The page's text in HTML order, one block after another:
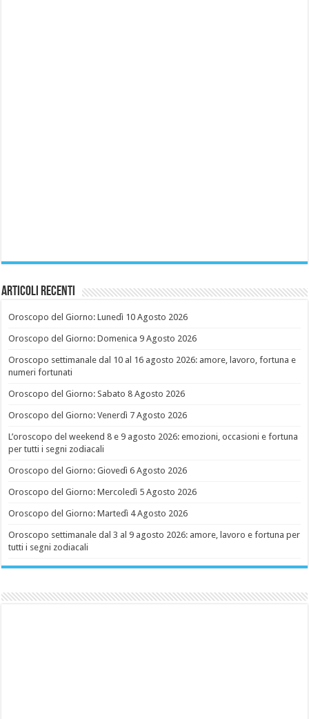
Articoli recenti
Oroscopo del Giorno: Lunedì 10 Agosto 2026
Oroscopo del Giorno: Domenica 9 Agosto 2026
Oroscopo settimanale dal 10 al 16 agosto 2026: amore, lavoro, fortuna e
numeri fortunati
Oroscopo del Giorno: Sabato 8 Agosto 2026
Oroscopo del Giorno: Venerdì 7 Agosto 2026
L’oroscopo del weekend 8 e 9 agosto 2026: emozioni, occasioni e fortuna
per tutti i segni zodiacali
Oroscopo del Giorno: Giovedì 6 Agosto 2026
Oroscopo del Giorno: Mercoledì 5 Agosto 2026
Oroscopo del Giorno: Martedì 4 Agosto 2026
Oroscopo settimanale dal 3 al 9 agosto 2026: amore, lavoro e fortuna per
tutti i segni zodiacali